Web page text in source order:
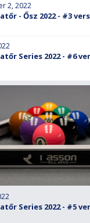
2, 2022
- Ősz 2022 - #3
Series 2022 - #6
Series 2022 - #5